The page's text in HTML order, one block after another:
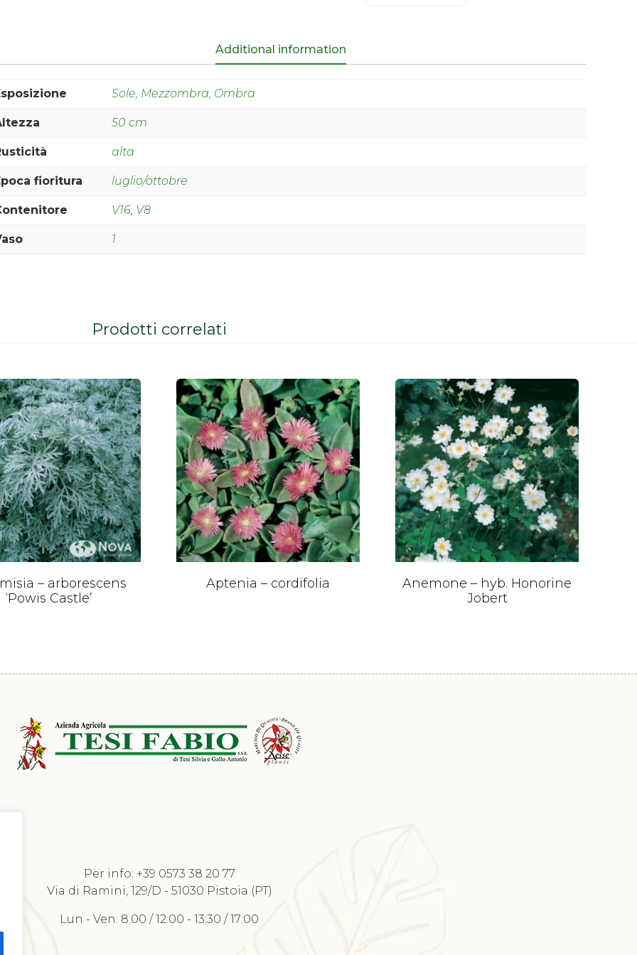
Additional information
Sole, Mezzombra, Ombra
50 cm
alta
fioritura luglio/ottobre
V16, V8
1
Prodotti correlati
– arborescens
‘Powis Castle’
Aptenia – cordifolia
Anemone – hyb. Honorine
Jobert
Richiedi Listino
Per info: +39 0573 38 20 77
Via di Ramini, 129/D - 51030 Pistoia (PT)
Lun - Ven: 8:00 / 12:00 - 13:30 / 17:00